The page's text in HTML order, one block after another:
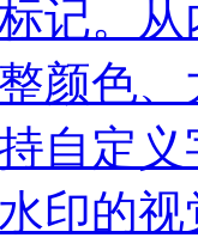
记。
颜色
自定
印的